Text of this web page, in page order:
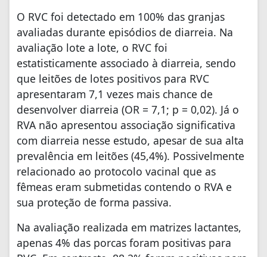
O RVC foi detectado em 100% das granjas
avaliadas durante episódios de diarreia. Na
avaliação lote a lote, o RVC foi
estatisticamente associado à diarreia, sendo
que leitões de lotes positivos para RVC
apresentaram 7,1 vezes mais chance de
desenvolver diarreia (OR = 7,1; p = 0,02). Já o
RVA não apresentou associação significativa
com diarreia nesse estudo, apesar de sua alta
prevalência em leitões (45,4%). Possivelmente
relacionado ao protocolo vacinal que as
fêmeas eram submetidas contendo o RVA e
sua proteção de forma passiva.
Na avaliação realizada em matrizes lactantes,
apenas 4% das porcas foram positivas para